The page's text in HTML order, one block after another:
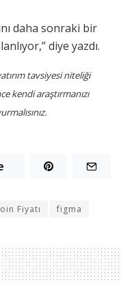
daha sonraki bir
diye yazdı.
tavsiyesi niteliği
kendi araştırmanızı
Fiyatı figma